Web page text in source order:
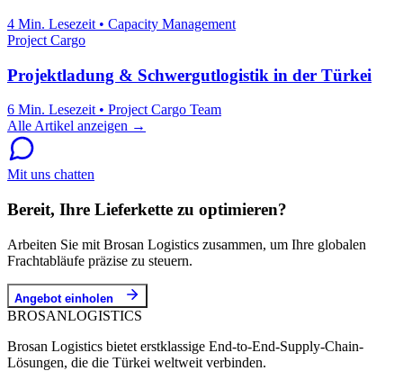
4 Min. Lesezeit • Capacity Management
Project Cargo
Projektladung & Schwergutlogistik in der Türkei
6 Min. Lesezeit• Project Cargo Team
Alle Artikel anzeigen →
Mit uns chatten
Bereit, Ihre Lieferkette zu optimieren?
Arbeiten Sie mit Brosan Logistics zusammen, um Ihre globalen
Frachtabläufe präzise zu steuern.
Angebot einholen
BROSANLOGISTICS
Brosan Logistics bietet erstklassige End-to-End-Supply-Chain-
Lösungen, die die Türkei weltweit verbinden.